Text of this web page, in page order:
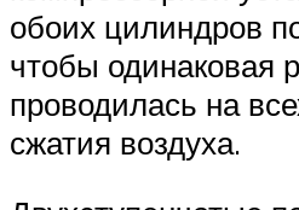
обоих цилиндров
чтобы одинаковая
проводилась на
сжатия воздуха.